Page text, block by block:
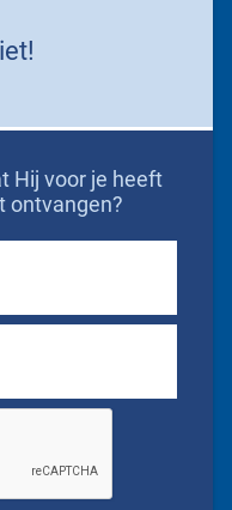
Hij voor je heeft
ontvangen?